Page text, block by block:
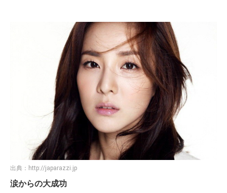
出典： http://japarazzi.jp
涙からの大成功